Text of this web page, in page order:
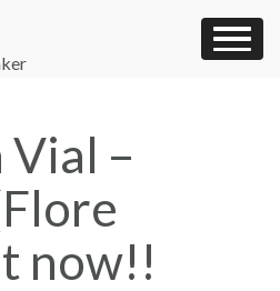
–
now!!